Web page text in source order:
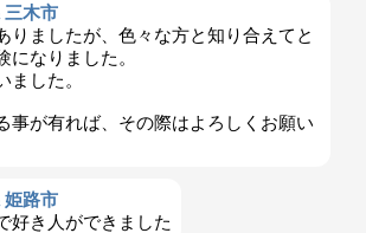
三木市
りましたが、色々な方と知り合えてと
になりました。
ました。
事が有れば、その際はよろしくお願い
姫路市
好き人ができました